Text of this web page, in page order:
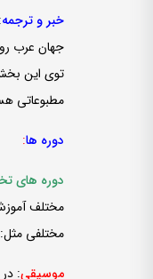
خبر و ترجمه
جهان عرب رو
توی این
مطبوعاتی
دوره ­ها:
دوره ­های
مختلف
مختلفی مثل:
موسیقی: در